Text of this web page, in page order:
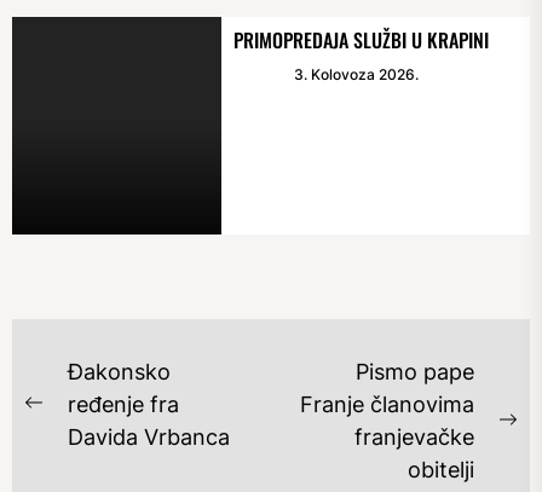
PRIMOPREDAJA SLUŽBI U KRAPINI
3. Kolovoza 2026.
NAVIGACIJA
OBJAVA
Previous
post:
Đakonsko
ređenje fra
Davida Vrbanca
Pismo pape
Franje članovima
franjevačke
obitelji